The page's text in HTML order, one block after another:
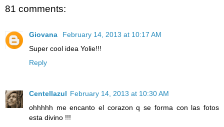
81 comments:
Giovana
February 14, 2013 at 10:17 AM
Super cool idea Yolie!!!
Reply
Centellazul February 14, 2013 at 10:30 AM
ohhhhh me encanto el corazon q se forma con las fotos
esta divino !!!